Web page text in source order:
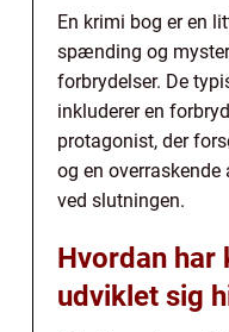
En krimi bog er en
spænding og
forbrydelser. De
inkluderer en
protagonist, der
og en
ved slutningen.
Hvordan har
udviklet sig